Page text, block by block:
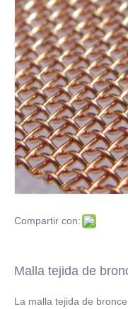
Malla de alambre
Disco de filtro de acero
Una introducción de
Haga clic para obtener más
¿Qué es el alambre
Compartir con:
Malla tejida de
La malla tejida de